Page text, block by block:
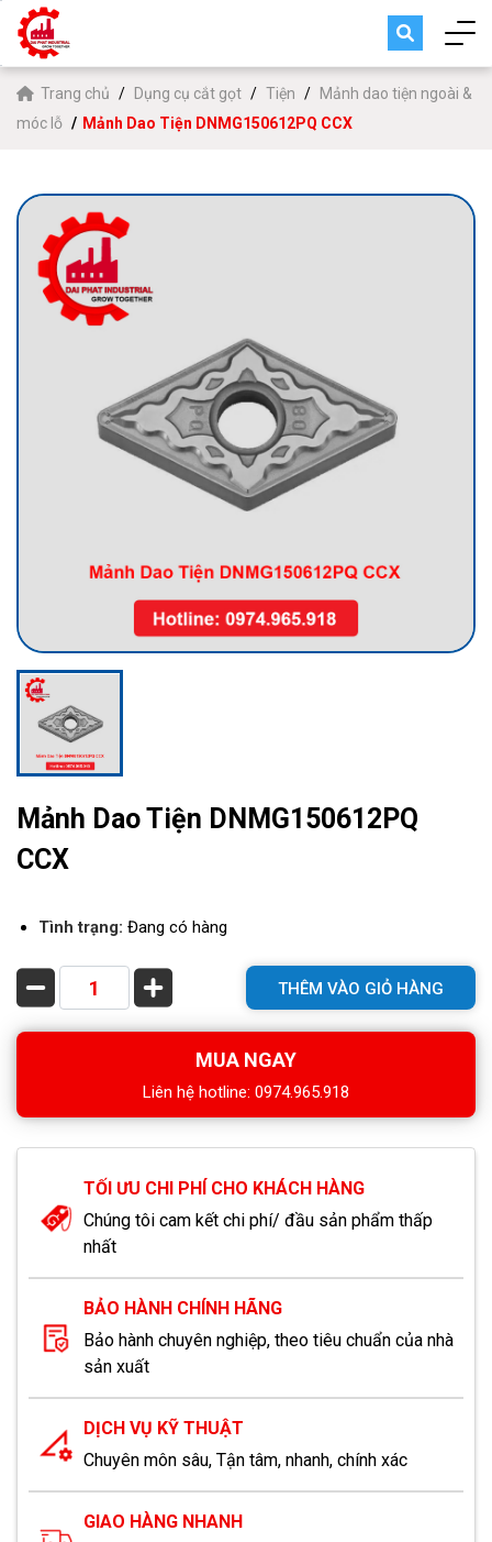
Trang chủ Dụng cụ cắt gọt Tiện
Mảnh dao tiện ngoài &
móc lỗ
Mảnh Dao Tiện DNMG150612PQ CCX
Mảnh Dao Tiện DNMG150612PQ
CCX
Tình trạng: Đang có hàng
THÊM VÀO GIỎ HÀNG
MUA NGAY
Liên hệ hotline: 0974.965.918
TỐI ƯU CHI PHÍ CHO KHÁCH HÀNG
Chúng tôi cam kết chi phí/ đầu sản phẩm thấp
nhất
BẢO HÀNH CHÍNH HÃNG
Bảo hành chuyên nghiệp, theo tiêu chuẩn của nhà
sản xuất
DỊCH VỤ KỸ THUẬT
Chuyên môn sâu, Tận tâm, nhanh, chính xác
GIAO HÀNG NHANH